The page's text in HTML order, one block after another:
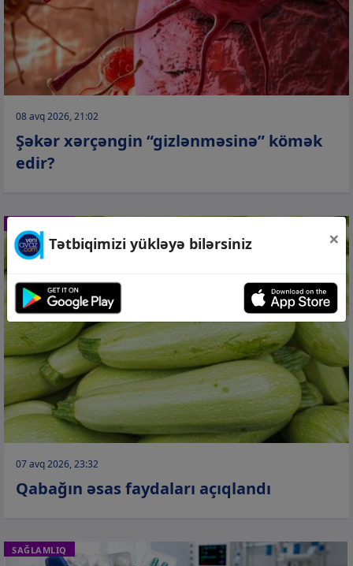
08 avq 2026, 21:02
Şəkər xərçəngin “gizlənməsinə” kömək
edir?
07 avq 2026, 23:32
Qabağın əsas faydaları açıqlandı
SAĞLAMLIQ
Tətbiqimizi yükləyə bilərsiniz ×